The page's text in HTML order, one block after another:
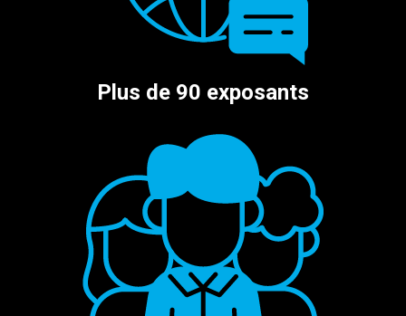
Plus de 90 exposants